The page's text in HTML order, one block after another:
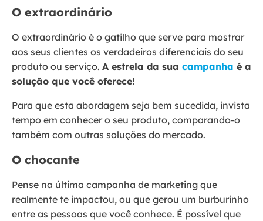
O extraordinário
O extraordinário é o gatilho que serve para mostrar
aos seus clientes os verdadeiros diferenciais do seu
produto ou serviço. A estrela da sua campanha é a
solução que você oferece!
Para que esta abordagem seja bem sucedida, invista
tempo em conhecer o seu produto, comparando-o
também com outras soluções do mercado.
O chocante
Pense na última campanha de marketing que
realmente te impactou, ou que gerou um burburinho
entre as pessoas que você conhece. É possível que